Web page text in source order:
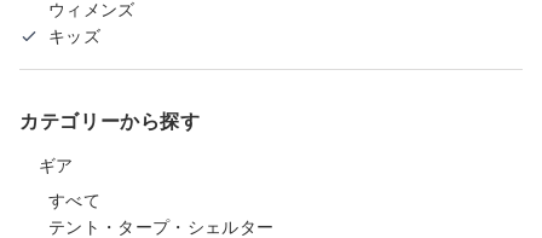
ウィメンズ
キッズ
カテゴリーから探す
ギア
すべて
テント・タープ・シェルター